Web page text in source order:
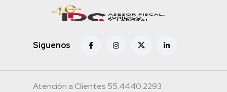
Siguenos
Atención a Clientes 55.4440.2293